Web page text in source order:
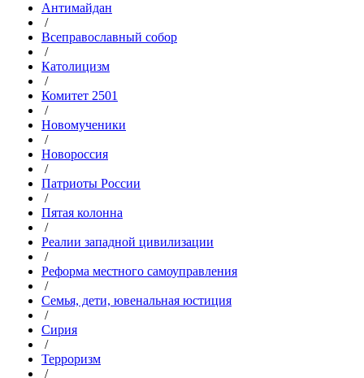
Антимайдан
/
Всеправославный собор
/
Католицизм
/
Комитет 2501
/
Новомученики
/
Новороссия
/
Патриоты России
/
Пятая колонна
/
Реалии западной цивилизации
/
Реформа местного самоуправления
/
Семья, дети, ювенальная юстиция
/
Сирия
/
Терроризм
/